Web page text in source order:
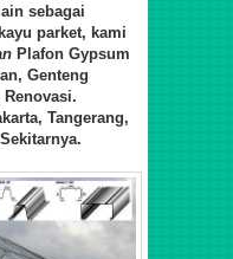
sebagai
parket, kami
Plafon Gypsum
Genteng
Tangerang,